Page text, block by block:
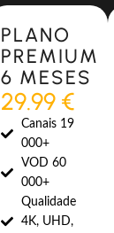
Most Popular
PLANO
PREMIUM
6 MESES
29.99 €
Canais 19
000+
VOD 60
000+
Qualidade
4K, UHD,